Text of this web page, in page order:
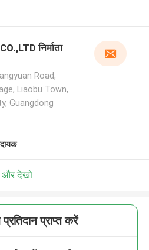
निर्माता
Road,
Liaobu Town,
Guangdong
और देखो
प्राप्त करें